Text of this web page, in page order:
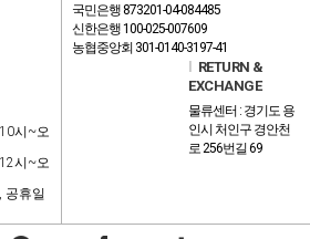
시~오
시~오
공휴일
국민은행 873201-04-084485
신한은행 100-025-007609
농협중앙회 301-0140-3197-41
RETURN &
EXCHANGE
물류센터 : 경기도 용
인시 처인구 경안천
로 256번길 69